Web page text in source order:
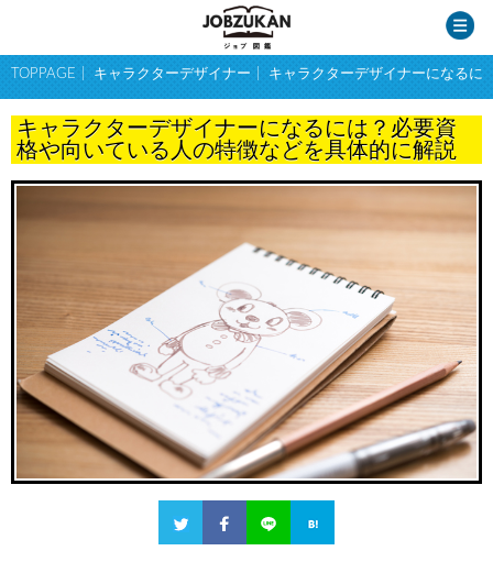
TOPPAGE キャラクターデザイナー キャラクターデザイナーになるに
キャラクターデザイナーになるには？必要資
格や向いている人の特徴などを具体的に解説